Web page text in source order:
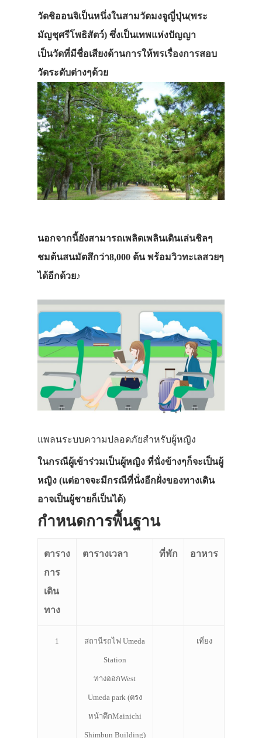
วัดชิออนจิเป็นหนึ่งในสามวัดมงจูญี่ปุ่น(พระ
มัญชุศรีโพธิสัตว์) ซึ่งเป็นเทพแห่งปัญญา
เป็นวัดที่มีชื่อเสียงด้านการให้พรเรื่องการสอบ
วัดระดับต่างๆด้วย
นอกจากนี้ยังสามารถเพลิดเพลินเดินเล่นชิลๆ
ชมต้นสนมัตสึกว่า8,000 ต้น พร้อมวิวทะเลสวยๆ
ได้อีกด้วย♪
แพลนระบบความปลอดภัยสำหรับผู้หญิง
ในกรณีผู้เข้าร่วมเป็นผู้หญิง ที่นั่งข้างๆก็จะเป็นผู้
หญิง (แต่อาจจะมีกรณีที่นั่งอีกฝั่งของทางเดิน
อาจเป็นผู้ชายก็เป็นได้)
กำหนดการพื้นฐาน
ตาราง
การ
เดิน
ทาง
ตารางเวลา ที่พัก อาหาร
1 สถานีรถไฟ Umeda
Station
ทางออกWest
Umeda park (ตรง
หน้าตึกMainichi
Shimbun Building)
เที่ยง
เที่ยวญี่ปุ่นด้ว